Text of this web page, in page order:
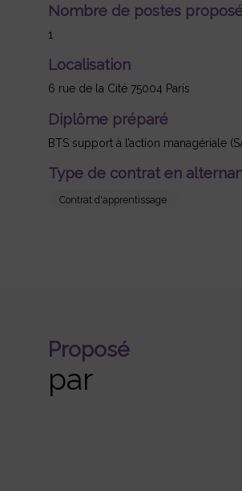
Nombre de postes
1
Localisation
6 rue de la Cité 75004 Paris
Diplôme préparé
BTS support à l’action managériale
Type de contrat en
Contrat d'apprentissage
Proposé
par